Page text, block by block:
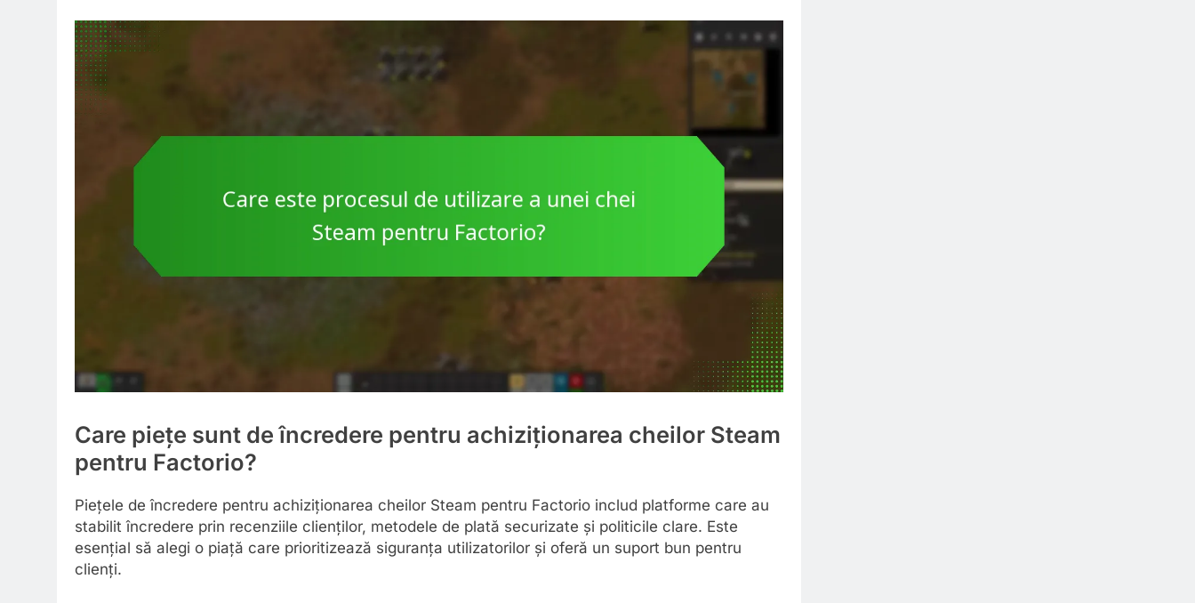
Care piețe sunt de încredere pentru achiziționarea cheilor Steam
pentru Factorio?
Piețele de încredere pentru achiziționarea cheilor Steam pentru Factorio includ platforme care au
stabilit încredere prin recenziile clienților, metodele de plată securizate și politicile clare. Este
esențial să alegi o piață care prioritizează siguranța utilizatorilor și oferă un suport bun pentru
clienți.